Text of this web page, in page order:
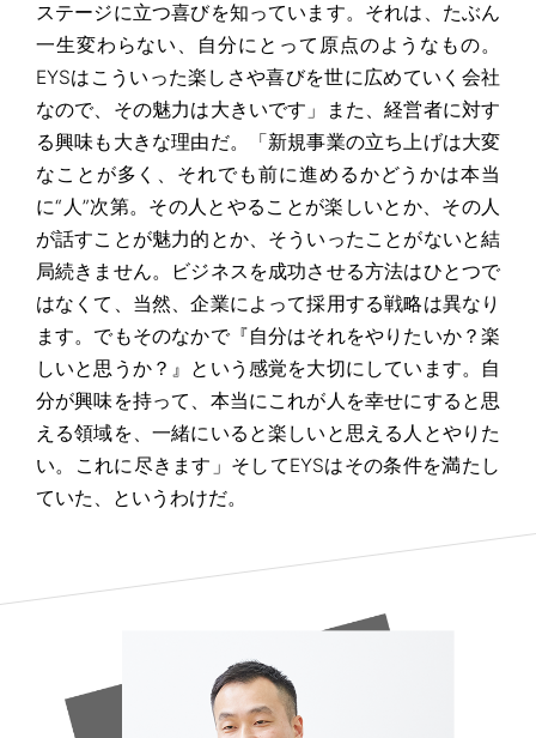
ステージに立つ喜びを知っています。それは、たぶん
一生変わらない、自分にとって原点のようなもの。
EYSはこういった楽しさや喜びを世に広めていく会社
なので、その魅力は大きいです」また、経営者に対す
る興味も大きな理由だ。「新規事業の立ち上げは大変
なことが多く、それでも前に進めるかどうかは本当
に“人”次第。その人とやることが楽しいとか、その人
が話すことが魅力的とか、そういったことがないと結
局続きません。ビジネスを成功させる方法はひとつで
はなくて、当然、企業によって採用する戦略は異なり
ます。でもそのなかで『自分はそれをやりたいか？楽
しいと思うか？』という感覚を大切にしています。自
分が興味を持って、本当にこれが人を幸せにすると思
える領域を、一緒にいると楽しいと思える人とやりた
い。これに尽きます」そしてEYSはその条件を満たし
ていた、というわけだ。